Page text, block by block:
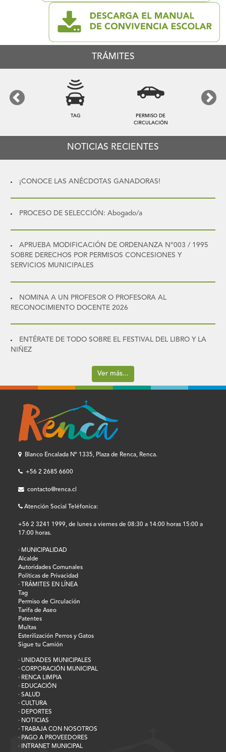
TRÁMITES
TAG
PERMISO DE
CIRCULACIÓN
Previous Next
NOTICIAS RECIENTES
¡CONOCE LAS ANÉCDOTAS GANADORAS!
PROCESO DE SELECCIÓN: Abogado/a
APRUEBA MODIFICACIÓN DE ORDENANZA N°003 / 1995
SOBRE DERECHOS POR PERMISOS CONCESIONES Y
SERVICIOS MUNICIPALES
NOMINA A UN PROFESOR O PROFESORA AL
RECONOCIMIENTO DOCENTE 2026
ENTÉRATE DE TODO SOBRE EL FESTIVAL DEL LIBRO Y LA
NIÑEZ
Ver más...
Blanco Encalada Nº 1335, Plaza de Renca, Renca.
+56 2 2685 6600
contacto@renca.cl
Atención Social Teléfonica:
+56 2 3241 1999, de lunes a viernes de 08:30 a 14:00 horas 15:00 a
17:00 horas.
· MUNICIPALIDAD
Alcalde
Autoridades Comunales
Políticas de Privacidad
· TRÁMITES EN LÍNEA
Tag
Permiso de Circulación
Tarifa de Aseo
Patentes
Multas
Esterilización Perros y Gatos
Sigue tu Camión
· UNIDADES MUNICIPALES
· CORPORACIÓN MUNICIPAL
· RENCA LIMPIA
· EDUCACIÓN
· SALUD
· CULTURA
· DEPORTES
· NOTICIAS
· TRABAJA CON NOSOTROS
· PAGO A PROVEEDORES
· INTRANET MUNICIPAL